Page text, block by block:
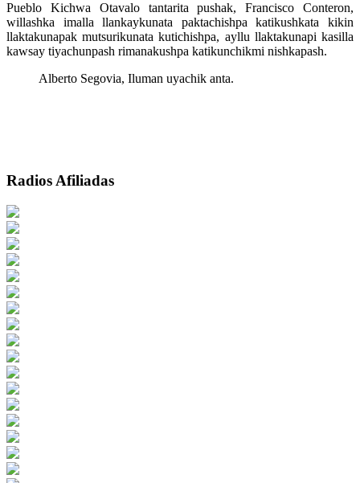
Pueblo Kichwa Otavalo tantarita pushak, Francisco Conteron,
willashka imalla llankaykunata paktachishpa katikushkata kikin
llaktakunapak mutsurikunata kutichishpa, ayllu llaktakunapi kasilla
kawsay tiyachunpash rimanakushpa katikunchikmi nishkapash.
Alberto Segovia, Iluman uyachik anta.
Radios Afiliadas